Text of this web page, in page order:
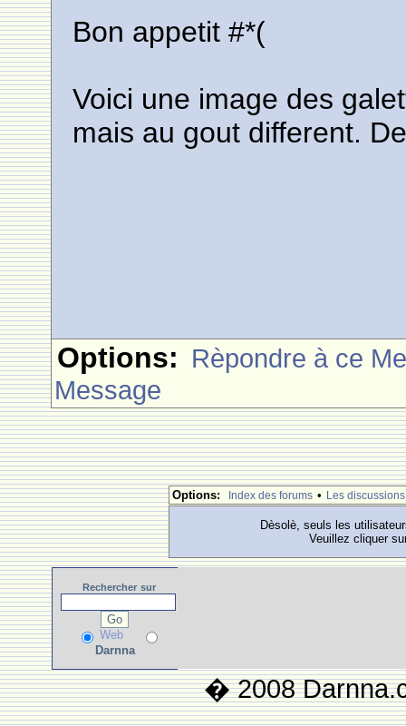
Bon appetit #*(
Voici une image des
mais au gout different.
Options: Rèpondre à ce
Message
Options: Index des forums • Les discussions
Dèsolè, seuls les
Veuillez cliquer
Rechercher sur
Web
Darnna
� 2008